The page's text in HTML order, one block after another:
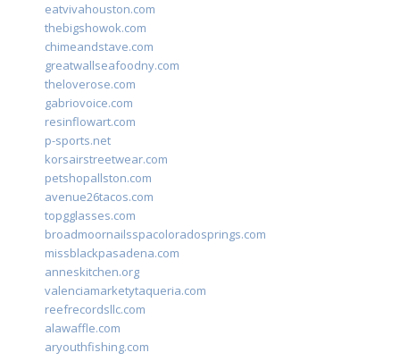
eatvivahouston.com
thebigshowok.com
chimeandstave.com
greatwallseafoodny.com
theloverose.com
gabriovoice.com
resinflowart.com
p-sports.net
korsairstreetwear.com
petshopallston.com
avenue26tacos.com
topgglasses.com
broadmoornailsspacoloradosprings.com
missblackpasadena.com
anneskitchen.org
valenciamarketytaqueria.com
reefrecordsllc.com
alawaffle.com
aryouthfishing.com